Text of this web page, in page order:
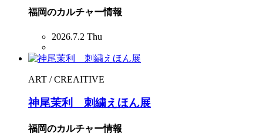
福岡のカルチャー情報
2026.7.2 Thu
ART / CREAITIVE
神尾茉利 刺繍えほん展
福岡のカルチャー情報